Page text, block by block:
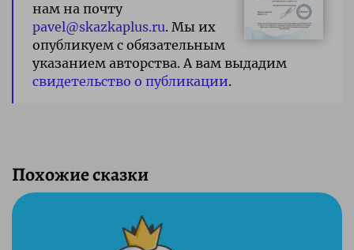
нам на почту
pavel@skazkaplus.ru. Мы их
опубликуем с обязательным
указанием авторства. А вам выдадим
свидетельство о публикации.
Похожие сказки